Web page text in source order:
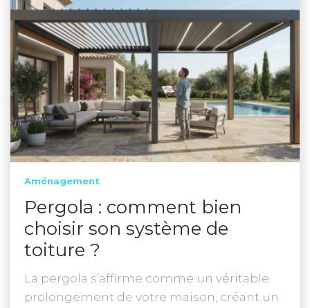
Aménagement
Pergola : comment bien
choisir son système de
toiture ?
La pergola s’affirme comme un véritable
prolongement de votre maison, créant un